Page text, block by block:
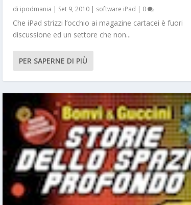
di ipodmania | Set 9, 2010| software iPad | 0
Che iPad strizzi l’occhio ai magazine cartacei è fuori
discussione ed un settore che non...
PER SAPERNE DI PIÙ